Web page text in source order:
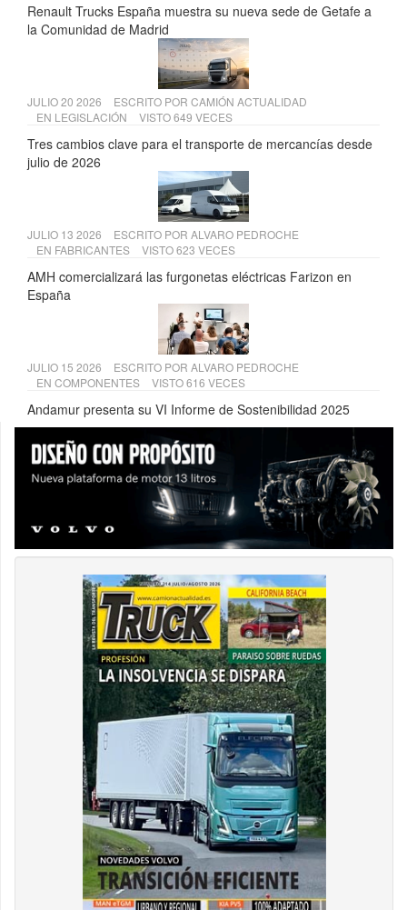
Renault Trucks España muestra su nueva sede de Getafe a
la Comunidad de Madrid
JULIO 20 2026 ESCRITO POR CAMIÓN ACTUALIDAD
EN LEGISLACIÓN VISTO 649 VECES
Tres cambios clave para el transporte de mercancías desde
julio de 2026
JULIO 13 2026 ESCRITO POR ALVARO PEDROCHE
EN FABRICANTES VISTO 623 VECES
AMH comercializará las furgonetas eléctricas Farizon en
España
JULIO 15 2026 ESCRITO POR ALVARO PEDROCHE
EN COMPONENTES VISTO 616 VECES
Andamur presenta su VI Informe de Sostenibilidad 2025